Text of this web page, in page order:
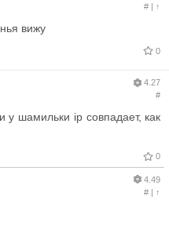
#| ↑
вижу
0
4.27
#
у шамильки ip совпадает, как
0
4.49
#| ↑